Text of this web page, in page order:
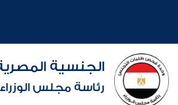
الجنسية المصرية
رئاسة مجلس